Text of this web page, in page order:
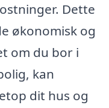
Dette
økonomisk og
om du bor i
kan
dit hus og